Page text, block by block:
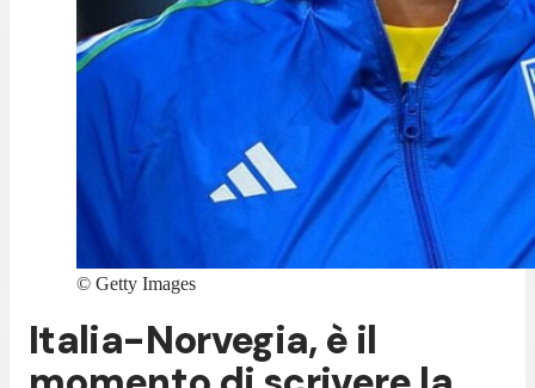
© Getty Images
Italia-Norvegia, è il